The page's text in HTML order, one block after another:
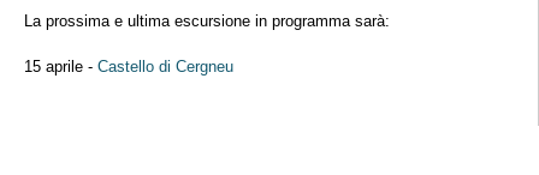
La prossima e ultima escursione in programma sarà:
15 aprile - Castello di Cergneu